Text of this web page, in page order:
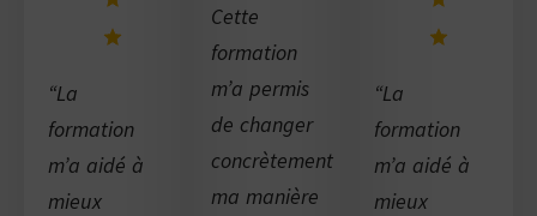
“La
formation
m’a aidé à
mieux
Cette
formation
m’a permis
de changer
concrètement
ma manière
“La
formation
m’a aidé à
mieux